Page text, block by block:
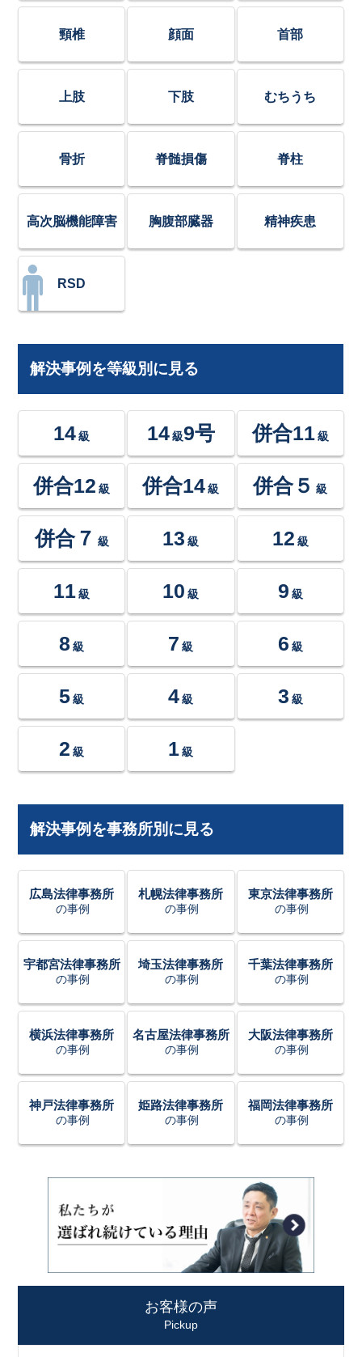
頸椎 顔面 首部
上肢 下肢 むちうち
骨折 脊髄損傷 脊柱
高次脳機能障害 胸腹部臓器 精神疾患
RSD
解決事例を等級別に見る
14 級 14級9号 併合11 級
併合12 級 併合14 級 併合５ 級
併合７ 級 13 級 12 級
11 級 10 級 9 級
8 級 7 級 6 級
5 級 4 級 3 級
2 級 1 級
解決事例を事務所別に見る
広島法律事務所
の事例
札幌法律事務所
の事例
東京法律事務所
の事例
宇都宮法律事務所
の事例
埼玉法律事務所
の事例
千葉法律事務所
の事例
横浜法律事務所
の事例
名古屋法律事務所
の事例
大阪法律事務所
の事例
神戸法律事務所
の事例
姫路法律事務所
の事例
福岡法律事務所
の事例
お客様の声
Pickup